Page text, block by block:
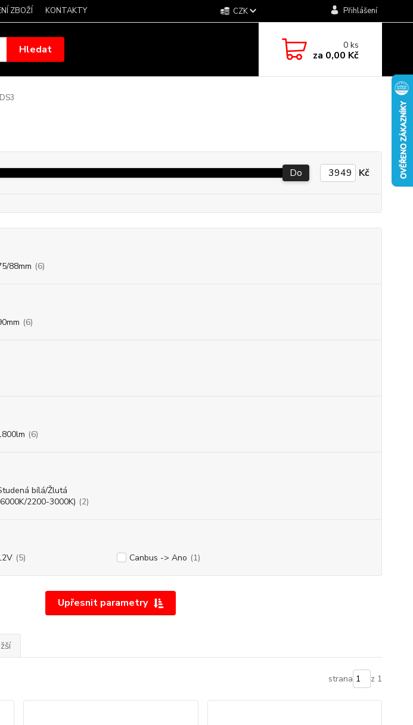
ZBOŽÍ KONTAKTY CZK Přihlášení
Hledat 0ks
za 0,00 Kč
DS3
Upřesnit parametry
Do Kč
88mm (6)
(6)
(6)
bílá/Žlutá
2200-3000K) (2)
(5) Canbus -> Ano (1)
strana z 1